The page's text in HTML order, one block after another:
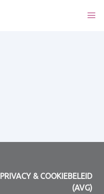
PRIVACY & COOKIEBELEID
(AVG)